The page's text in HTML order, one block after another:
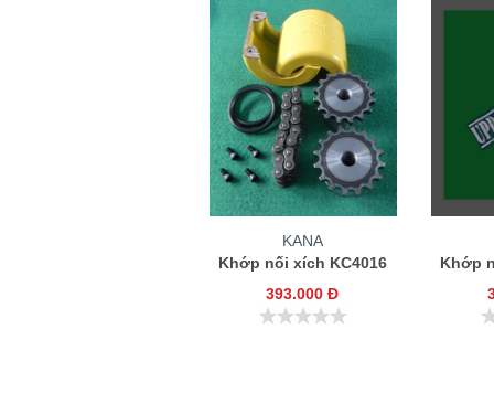
KANA
Khớp nối xích KC4016
393.000 Đ
Khớp